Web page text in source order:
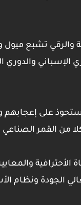
والرقي تشبع
الإسباني والدوري
على
من القمر
الأحترافية
الجودة ونظام